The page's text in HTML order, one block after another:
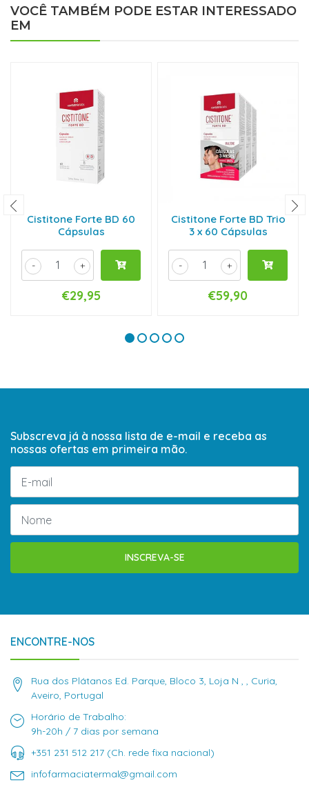
VOCÊ TAMBÉM PODE ESTAR INTERESSADO
EM
Cistitone Forte BD 60
Cápsulas
+
-
€29,95
Cistitone Forte BD Trio
3 x 60 Cápsulas
+
-
€59,90
Subscreva já à nossa lista de e-mail e receba as
nossas ofertas em primeira mão.
INSCREVA-SE
ENCONTRE-NOS
Rua dos Plátanos Ed. Parque, Bloco 3, Loja N , , Curia,
Aveiro, Portugal
Horário de Trabalho:
9h-20h / 7 dias por semana
+351 231 512 217 (Ch. rede fixa nacional)
infofarmaciatermal@gmail.com